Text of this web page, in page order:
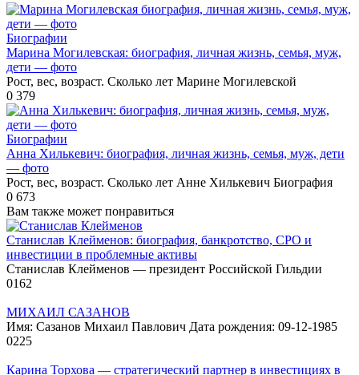
Биографии
Марина Могилевская: биография, личная жизнь, семья, муж,
дети — фото
Рост, вес, возраст. Сколько лет Марине Могилевской
0 379
Биографии
Анна Хилькевич: биография, личная жизнь, семья, муж, дети
— фото
Рост, вес, возраст. Сколько лет Анне Хилькевич Биография
0 673
Вам также может понравиться
Станислав Клейменов: биография, банкротство, СРО и
инвестиции в проблемные активы
Станислав Клейменов — президент Российской Гильдии
0162
МИХАИЛ САЗАНОВ
Имя: Сазанов Михаил Павлович Дата рождения: 09-12-1985
0225
Карина Торхова — стратегический партнер в инвестициях в